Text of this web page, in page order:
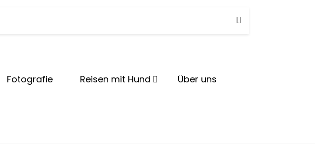
Fotografie Reisen mit Hund Über uns